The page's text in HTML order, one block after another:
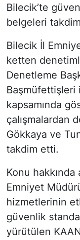
Bilecik’te
belgeleri
Bilecik İl
ketten
Denetleme
Başmüfettişleri
kapsamında
çalışmalardan
Gökkaya ve
takdim etti.
Konu hakkında
Emniyet
hizmetlerinin
güvenlik
yürütülen